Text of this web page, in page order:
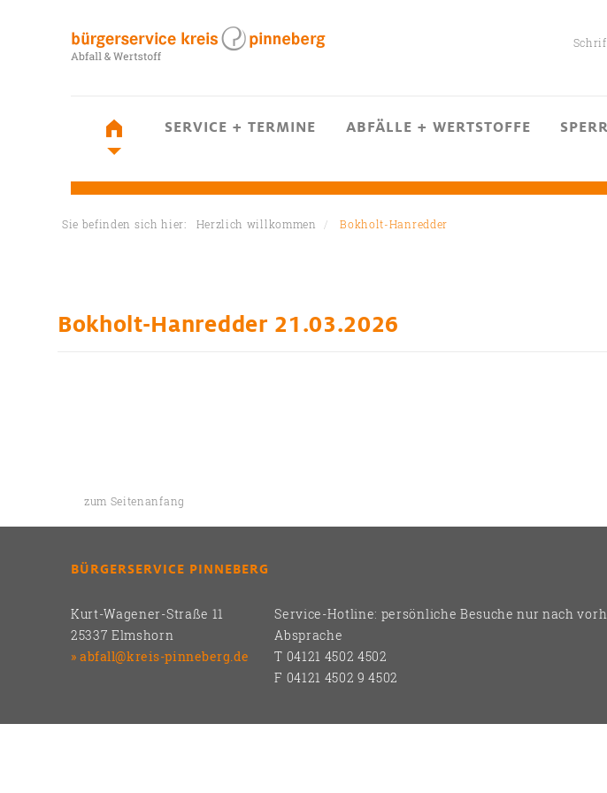
SERVICE + TERMINE ABFÄLLE + WERTSTOFFE
Sie befinden sich hier: Herzlich willkommen Bokholt-Hanredder
Bokholt-Hanredder 21.03.2026
zum Seitenanfang
BÜRGERSERVICE PINNEBERG
Kurt-Wagener-Straße 11
25337 Elmshorn
abfall@kreis-pinneberg.de
Service-Hotline: persönliche Besuche nur nach
Absprache
T 04121 4502 4502
F 04121 4502 9 4502